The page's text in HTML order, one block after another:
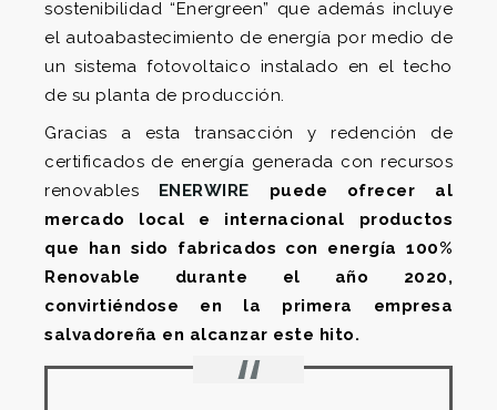
sostenibilidad “Energreen” que además incluye
el autoabastecimiento de energía por medio de
un sistema fotovoltaico instalado en el techo
de su planta de producción.
Gracias a esta transacción y redención de
certificados de energía generada con recursos
renovables ENERWIRE puede ofrecer al
mercado local e internacional productos
que han sido fabricados con energía 100%
Renovable durante el año 2020,
convirtiéndose en la primera empresa
salvadoreña en alcanzar este hito.